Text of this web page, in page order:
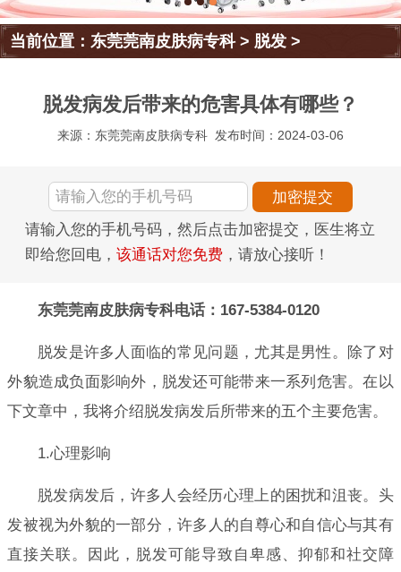
当前位置：东莞莞南皮肤病专科> 脱发 >
脱发病发后带来的危害具体有哪些？
来源：东莞莞南皮肤病专科 发布时间：2024-03-06
请输入您的手机号码，然后点击加密提交，医生将立
即给您回电， 该通话对您免费 ，请放心接听！
东莞莞南皮肤病专科电话：167-5384-0120
脱发是许多人面临的常见问题，尤其是男性。除了对
外貌造成负面影响外，脱发还可能带来一系列危害。在以
下文章中，我将介绍脱发病发后所带来的五个主要危害。
1.心理影响
脱发病发后，许多人会经历心理上的困扰和沮丧。头
发被视为外貌的一部分，许多人的自尊心和自信心与其有
直接关联。因此，脱发可能导致自卑感、抑郁和社交障